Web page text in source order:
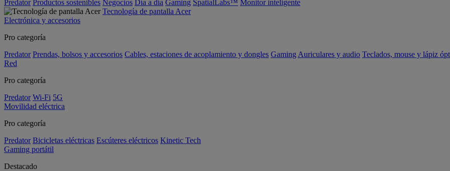
Predator Productos sostenibles Negocios Día a día Gaming SpatialLabs™ Monitor inteligente
Tecnología de pantalla Acer
Electrónica y accesorios
Pro categoría
Predator Prendas, bolsos y accesorios Cables, estaciones de acoplamiento y dongles Gaming Auriculares y audio Teclados, mouse y lápiz
Red
Pro categoría
Predator Wi-Fi 5G
Movilidad eléctrica
Pro categoría
Predator Bicicletas eléctricas Escúteres eléctricos Kinetic Tech
Gaming portátil
Destacado